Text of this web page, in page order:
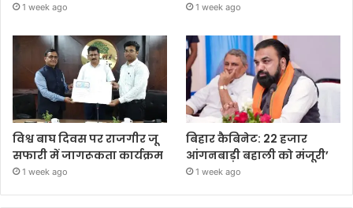
1 week ago 1 week ago
विश्व बाघ दिवस पर राजगीर जू
सफारी में जागरूकता कार्यक्रम
1 week ago
बिहार कैबिनेट: 22 हजार
आंगनबाड़ी बहाली को मंजूरी’
1 week ago